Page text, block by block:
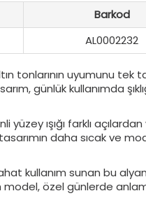
Barkod
AL0002232
tonlarının uyumunu
günlük kullanımda
yüzey ışığı farklı
daha sıcak ve
kullanım sunan bu
model, özel günlerde